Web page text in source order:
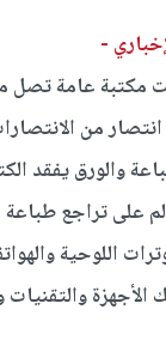
-
من
والورق يفقد
على تراجع طباعة
اللوحية
الأجهزة